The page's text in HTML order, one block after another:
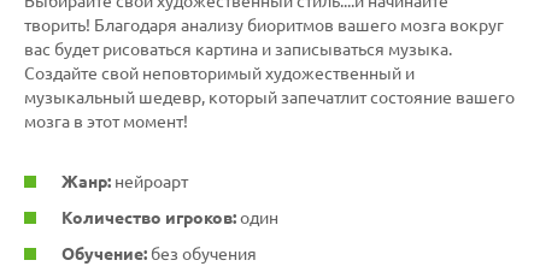
творить! Благодаря анализу биоритмов вашего мозга вокруг
вас будет рисоваться картина и записываться музыка.
Создайте свой неповторимый художественный и
музыкальный шедевр, который запечатлит состояние вашего
мозга в этот момент!
Жанр: нейроарт
Количество игроков:один
Обучение: без обучения